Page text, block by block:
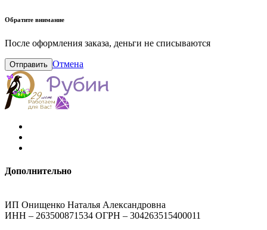
Обратите внимание
После оформления заказа, деньги не списываются
Отправить Отмена
Дополнительно
ИП Онищенко Наталья Александровна
ИНН – 263500871534 ОГРН – 304263515400011